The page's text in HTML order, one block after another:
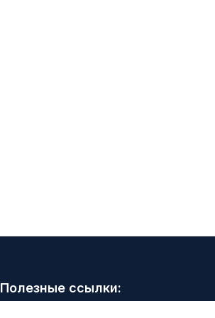
Полезные ссылки: